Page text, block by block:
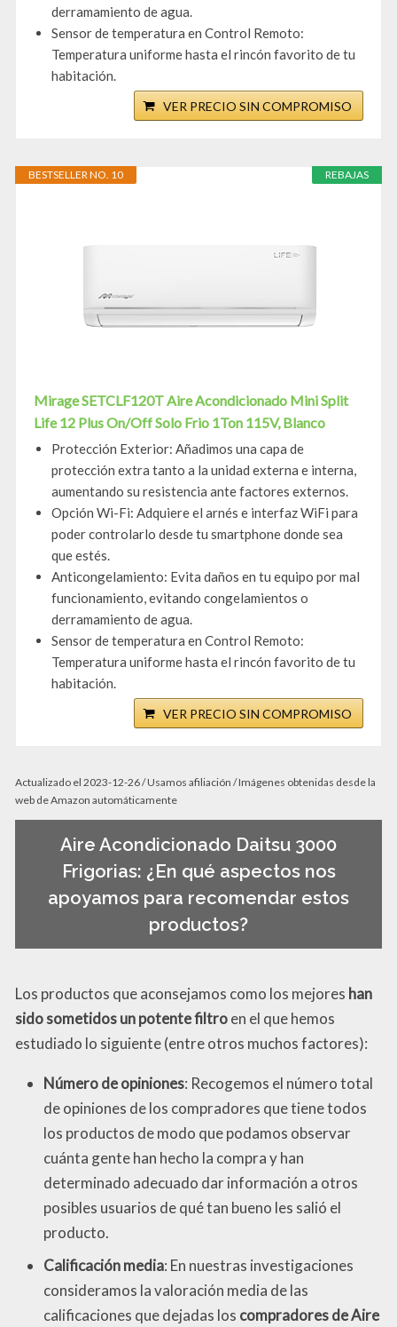
derramamiento de agua.
Sensor de temperatura en Control Remoto:
Temperatura uniforme hasta el rincón favorito de tu
habitación.
VER PRECIO SIN COMPROMISO
REBAJAS
BESTSELLER NO. 10
Mirage SETCLF120T Aire Acondicionado Mini Split
Life 12 Plus On/Off Solo Frio 1Ton 115V, Blanco
Protección Exterior: Añadimos una capa de
protección extra tanto a la unidad externa e interna,
aumentando su resistencia ante factores externos.
Opción Wi-Fi: Adquiere el arnés e interfaz WiFi para
poder controlarlo desde tu smartphone donde sea
que estés.
Anticongelamiento: Evita daños en tu equipo por mal
funcionamiento, evitando congelamientos o
derramamiento de agua.
Sensor de temperatura en Control Remoto:
Temperatura uniforme hasta el rincón favorito de tu
habitación.
VER PRECIO SIN COMPROMISO
Actualizado el 2023-12-26 / Usamos afiliación / Imágenes obtenidas desde la
web de Amazon automáticamente
Aire Acondicionado Daitsu 3000
Frigorias: ¿En qué aspectos nos
apoyamos para recomendar estos
productos?
Los productos que aconsejamos como los mejores han
sido sometidos un potente filtroen el que hemos
estudiado lo siguiente (entre otros muchos factores):
Número de opiniones: Recogemos el número total
de opiniones de los compradores que tiene todos
los productos de modo que podamos observar
cuánta gente han hecho la compra y han
determinado adecuado dar información a otros
posibles usuarios de qué tan bueno les salió el
producto.
Calificación media: En nuestras investigaciones
consideramos la valoración media de las
calificaciones que dejadas los compradores de Aire